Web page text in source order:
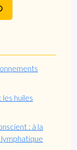
huiles
: à la